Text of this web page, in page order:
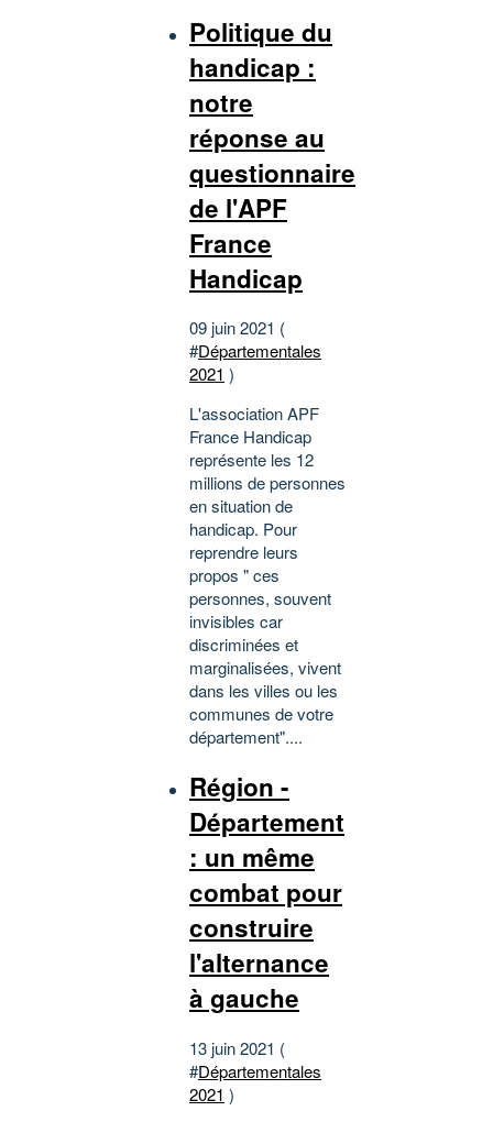
Politique du
handicap :
notre
réponse au
questionnaire
de l'APF
France
Handicap
09 juin 2021 (
#Départementales
2021 )
L'association APF
France Handicap
représente les 12
millions de personnes
en situation de
handicap. Pour
reprendre leurs
propos " ces
personnes, souvent
invisibles car
discriminées et
marginalisées, vivent
dans les villes ou les
communes de votre
département"....
Région -
Département
: un même
combat pour
construire
l'alternance
à gauche
13 juin 2021 (
#Départementales
2021 )